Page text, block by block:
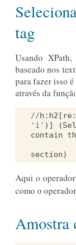
tag
Usando
baseado nos
para fazer isso
através da
//h : h2 [ re:
'i' )] (
contain
section)
Aqui o operador
como o operador
Amostra